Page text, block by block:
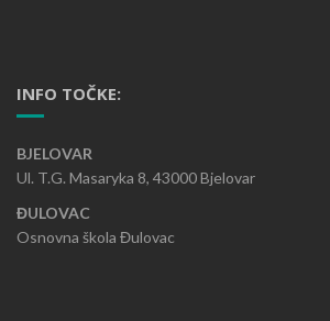
INFO TOČKE:
BJELOVAR
Ul. T.G. Masaryka 8, 43000 Bjelovar
ĐULOVAC
Osnovna škola Đulovac